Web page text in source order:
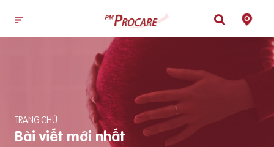
TRANG CHỦ
Bài viết mới nhất